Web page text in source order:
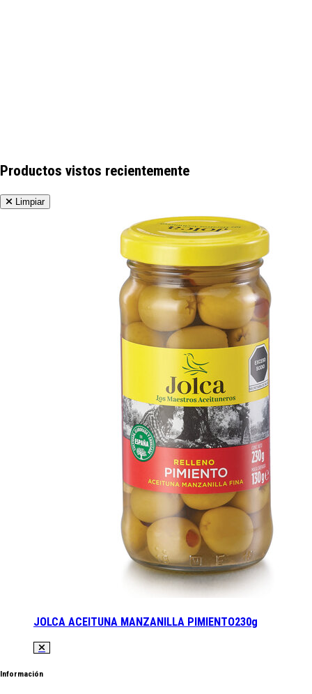
Productos vistos recientemente
Limpiar
JOLCA ACEITUNA MANZANILLA PIMIENTO230g
Información